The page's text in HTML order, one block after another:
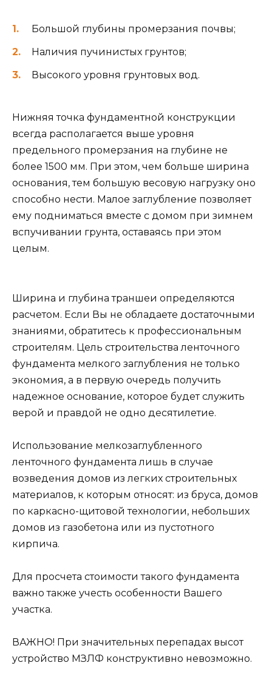
Большой глубины промерзания почвы;
Наличия пучинистых грунтов;
Высокого уровня грунтовых вод.
Нижняя точка фундаментной конструкции
всегда располагается выше уровня
предельного промерзания на глубине не
более 1500 мм. При этом, чем больше ширина
основания, тем большую весовую нагрузку оно
способно нести. Малое заглубление позволяет
ему подниматься вместе с домом при зимнем
вспучивании грунта, оставаясь при этом
целым.
Ширина и глубина траншеи определяются
расчетом. Если Вы не обладаете достаточными
знаниями, обратитесь к профессиональным
строителям. Цель строительства ленточного
фундамента мелкого заглубления не только
экономия, а в первую очередь получить
надежное основание, которое будет служить
верой и правдой не одно десятилетие.
Использование мелкозаглубленного
ленточного фундамента лишь в случае
возведения домов из легких строительных
материалов, к которым относят: из бруса, домов
по каркасно-щитовой технологии, небольших
домов из газобетона или из пустотного
кирпича.
Для просчета стоимости такого фундамента
важно также учесть особенности Вашего
участка.
ВАЖНО! При значительных перепадах высот
устройство МЗЛФ конструктивно невозможно.